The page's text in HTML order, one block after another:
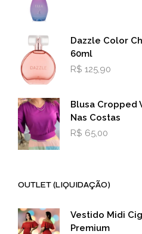
Dazzle Color
60ml
R$ 125,90
Blusa Cropped
Nas Costas
R$ 65,00
OUTLET (LIQUIDAÇÃO)
Vestido Midi
Premium